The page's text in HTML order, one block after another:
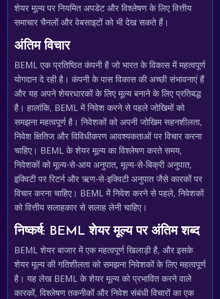
शेयर मूल्य पर नियमित अपडेट और विश्लेषण के लिए वित्तीय
समाचार चैनलों और वेबसाइटों को भी देख सकते हैं।
अंतिम विचार
BEML एक प्रतिष्ठित कंपनी है जो भारत के विकास में महत्वपूर्ण
योगदान दे रही है। कंपनी के पास विकास की अच्छी संभावनाएं हैं
और यह अपने शेयरधारकों के लिए मूल्य बनाने के लिए प्रतिबद्ध
है। हालांकि, BEML में निवेश करने से पहले जोखिमों को
समझना महत्वपूर्ण है। निवेशकों को अपनी जोखिम सहनशीलता,
निवेश क्षितिज और विविधीकरण आवश्यकताओं पर विचार करना
चाहिए। BEML के शेयर मूल्य का विश्लेषण करते समय,
निवेशकों को मूल्य-से-आय अनुपात, मूल्य-से-बिक्री अनुपात,
इक्विटी पर रिटर्न और ऋण-से-इक्विटी अनुपात जैसे कारकों पर
विचार करना चाहिए। BEML में निवेश करने से पहले, निवेशकों
को वित्तीय सलाहकार से सलाह लेनी चाहिए।
निष्कर्ष: BEML शेयर मूल्य पर अंतिम शब्द
BEML शेयर बाजार में एक महत्वपूर्ण खिलाड़ी है, और इसके
शेयर मूल्य की गतिशीलता को समझना निवेशकों के लिए महत्वपूर्ण
है। यह लेख BEML के शेयर मूल्य को प्रभावित करने वाले
कारकों, विश्लेषण तकनीकों और निवेश संबंधी विचारों का एक